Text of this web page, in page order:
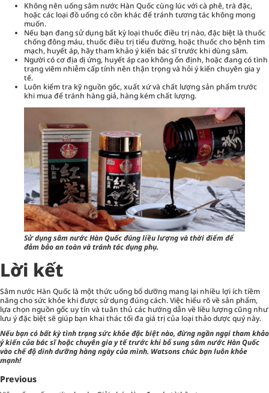
Không nên uống sâm nước Hàn Quốc cùng lúc với cà phê, trà đặc,
hoặc các loại đồ uống có cồn khác để tránh tương tác không mong
muốn.
Nếu bạn đang sử dụng bất kỳ loại thuốc điều trị nào, đặc biệt là thuốc
chống đông máu, thuốc điều trị tiểu đường, hoặc thuốc cho bệnh tim
mạch, huyết áp, hãy tham khảo ý kiến bác sĩ trước khi dùng sâm.
Người có cơ địa dị ứng, huyết áp cao không ổn định, hoặc đang có tình
trạng viêm nhiễm cấp tính nên thận trọng và hỏi ý kiến chuyên gia y
tế.
Luôn kiểm tra kỹ nguồn gốc, xuất xứ và chất lượng sản phẩm trước
khi mua để tránh hàng giả, hàng kém chất lượng.
Sử dụng sâm nước Hàn Quốc đúng liều lượng và thời điểm để
đảm bảo an toàn và tránh tác dụng phụ.
Lời kết
Sâm nước Hàn Quốc là một thức uống bổ dưỡng mang lại nhiều lợi ích tiềm
năng cho sức khỏe khi được sử dụng đúng cách. Việc hiểu rõ về sản phẩm,
lựa chọn nguồn gốc uy tín và tuân thủ các hướng dẫn về liều lượng cũng như
lưu ý đặc biệt sẽ giúp bạn khai thác tối đa giá trị của loại thảo dược quý này.
Nếu bạn có bất kỳ tình trạng sức khỏe đặc biệt nào, đừng ngần ngại tham khảo
ý kiến của bác sĩ hoặc chuyên gia y tế trước khi bổ sung sâm nước Hàn Quốc
vào chế độ dinh dưỡng hàng ngày của mình. Watsons chúc bạn luôn khỏe
mạnh!
Previous